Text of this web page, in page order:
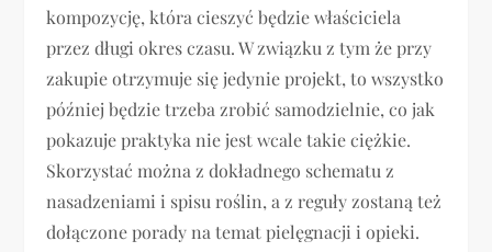
kompozycję, która cieszyć będzie właściciela
przez długi okres czasu. W związku z tym że przy
zakupie otrzymuje się jedynie projekt, to wszystko
później będzie trzeba zrobić samodzielnie, co jak
pokazuje praktyka nie jest wcale takie ciężkie.
Skorzystać można z dokładnego schematu z
nasadzeniami i spisu roślin, a z reguły zostaną też
dołączone porady na temat pielęgnacji i opieki.